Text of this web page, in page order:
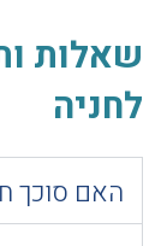
שאלות
לחניה
האם סוכך